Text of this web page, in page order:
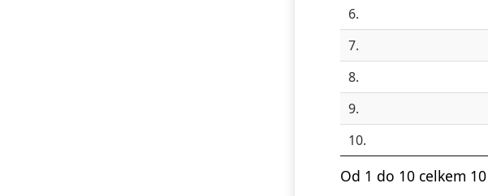
6.
7.
8.
9.
10.
Od 1 do 10 celkem 10